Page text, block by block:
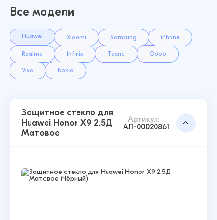
Все модели
Huawei Xiaomi Samsung iPhone
Realme Infinix Tecno Oppo
Vivo Nokia
Защитное стекло для
Huawei Honor X9 2.5Д
Матовое
Артикул:
АЛ-00020861